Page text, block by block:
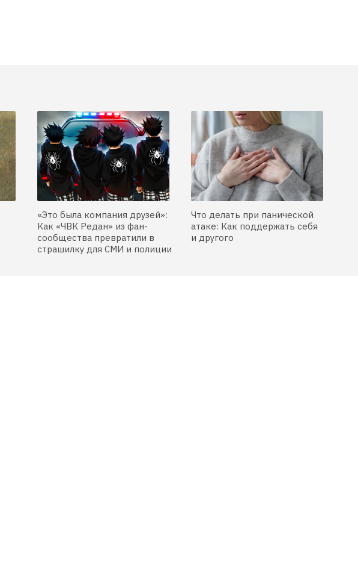
«Это была компания друзей»:
Как «ЧВК Редан» из фан-
сообщества превратили в
страшилку для СМИ и полиции
Что делать при панической
атаке: Как поддержать себя
и другого